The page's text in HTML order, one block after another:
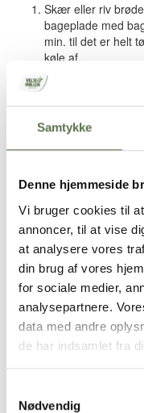
Samtykke
Denne hjemmeside
Vi bruger cookies til
annoncer, til at vise
at analysere vores
din brug af vores
for sociale medier,
analysepartnere.
data med andre
de har indsamlet fra
Nødvendig
Skær eller riv
bageplade med
min. til det er helt
køle af.
Skær imens
hak løget. Pres
salt og peber.
Bland brød,
dressing. Lad
serveres.
Klimavenlige
Vi har udviklet en række
at de indeholder mange
lavt CO2-aftryk i forhold
desuden udvalgt efter at
aftryk, som Concito har
madvaner”.
Alle opskrifterne er
i Nøglehulsmærkningen.
fuldkorn samt baseret
fisk eller gjort opskriften